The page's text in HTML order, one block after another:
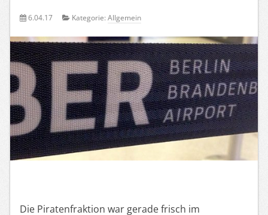
6.04.17 Kategorie: Allgemein
Die Piratenfraktion war gerade frisch im